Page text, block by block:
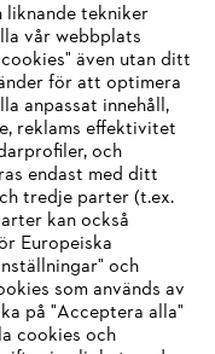
liknande tekniker
vår webbplats
även utan ditt
för att optimera
anpassat innehåll,
reklams effektivitet
och
endast med ditt
tredje parter (t.ex.
kan också
Europeiska
och
som används av
på "Acceptera alla"
cookies och